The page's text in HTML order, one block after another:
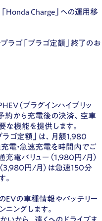
Honda Charge」への運用移
ラゴ「プラゴ定額」終了のお
（プラグインハイブリッ
予約から充電後の決済、空車
な機能を提供します。
ラゴ定額」は、月額1,980
電・急速充電を時間内でご
電バリュー（1,980円/月）
3,980円/月）は急速150分
。
EVの車種情報やバッテリー
ングします。